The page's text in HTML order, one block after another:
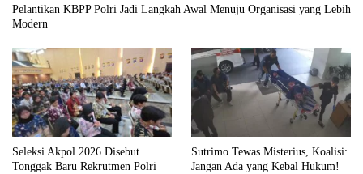
Pelantikan KBPP Polri Jadi Langkah Awal Menuju Organisasi yang Lebih
Modern
Seleksi Akpol 2026 Disebut
Tonggak Baru Rekrutmen Polri
Sutrimo Tewas Misterius, Koalisi:
Jangan Ada yang Kebal Hukum!